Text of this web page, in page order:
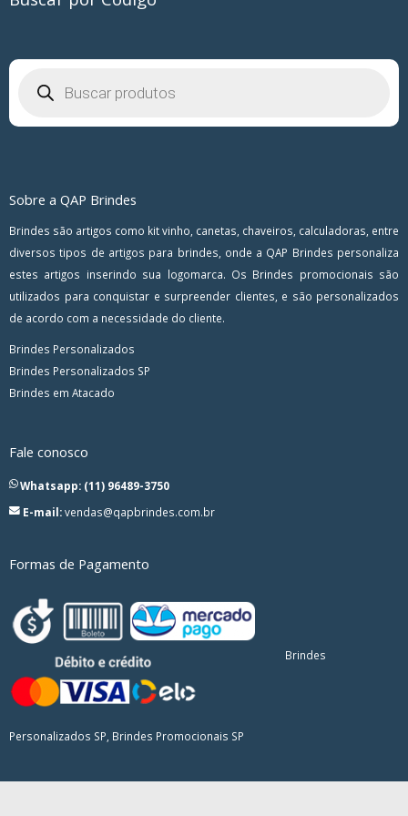
produtos
Sobre a QAP Brindes
Brindes são artigos como kit vinho, canetas, chaveiros, calculadoras, entre
diversos tipos de artigos para brindes, onde a QAP Brindes personaliza
estes artigos inserindo sua logomarca. Os Brindes promocionais são
utilizados para conquistar e surpreender clientes, e são personalizados
de acordo com a necessidade do cliente.
Brindes Personalizados
Brindes Personalizados SP
Brindes em Atacado
Fale conosco
Whatsapp: (11) 96489-3750
E-mail:vendas@qapbrindes.com.br
Formas de Pagamento
Brindes
Personalizados SP, Brindes Promocionais SP